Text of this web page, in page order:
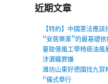
近期文章
【特約】中國憲法應
“安居樂業”的最基礎依
臺致億嵐工學椅癌油風
涉瀆職罪嫌
濰坊山東好德國找九
“儀式舉行